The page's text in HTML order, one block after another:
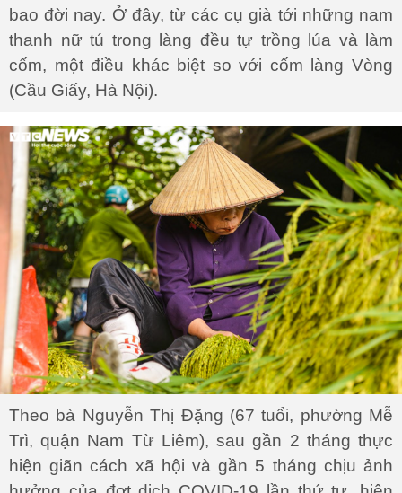
bao đời nay. Ở đây, từ các cụ già tới những nam
thanh nữ tú trong làng đều tự trồng lúa và làm
cốm, một điều khác biệt so với cốm làng Vòng
(Cầu Giấy, Hà Nội).
Theo bà Nguyễn Thị Đặng (67 tuổi, phường Mễ
Trì, quận Nam Từ Liêm), sau gần 2 tháng thực
hiện giãn cách xã hội và gần 5 tháng chịu ảnh